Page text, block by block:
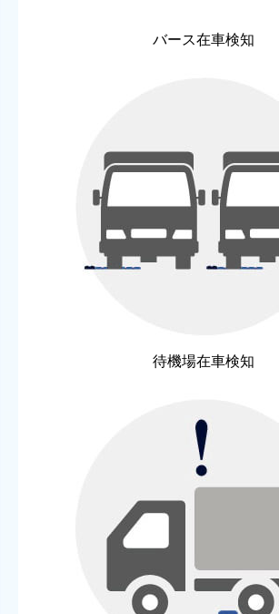
バース在車検知
待機場在車検知